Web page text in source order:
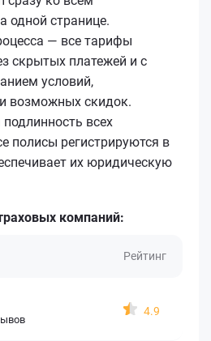
одной странице.
— все тарифы
скрытых платежей и с
условий,
возможных скидок.
всех
полисы регистрируются в
их юридическую
компаний:
Рейтинг
4.9